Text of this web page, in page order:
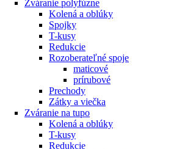
Zváranie polyfúzne
Kolená a oblúky
Spojky
T-kusy
Redukcie
Rozoberateľné spoje
maticové
prírubové
Prechody
Zátky a viečka
Zváranie na tupo
Kolená a oblúky
T-kusy
Redukcie